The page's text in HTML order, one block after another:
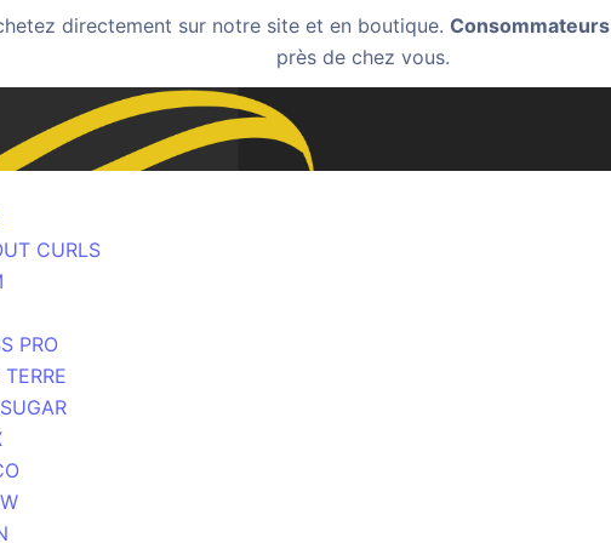
directement sur notre site et en boutique. Consommateurs
près de chez vous.
CURLS
PRO